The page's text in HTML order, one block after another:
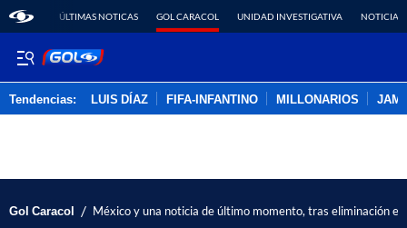
ÚLTIMAS NOTICAS GOL CARACOL UNIDAD INVESTIGATIVA NOTICIAS
Tendencias: LUIS DÍAZ FIFA-INFANTINO MILLONARIOS
Gol Caracol / México y una noticia de último momento, tras eliminación